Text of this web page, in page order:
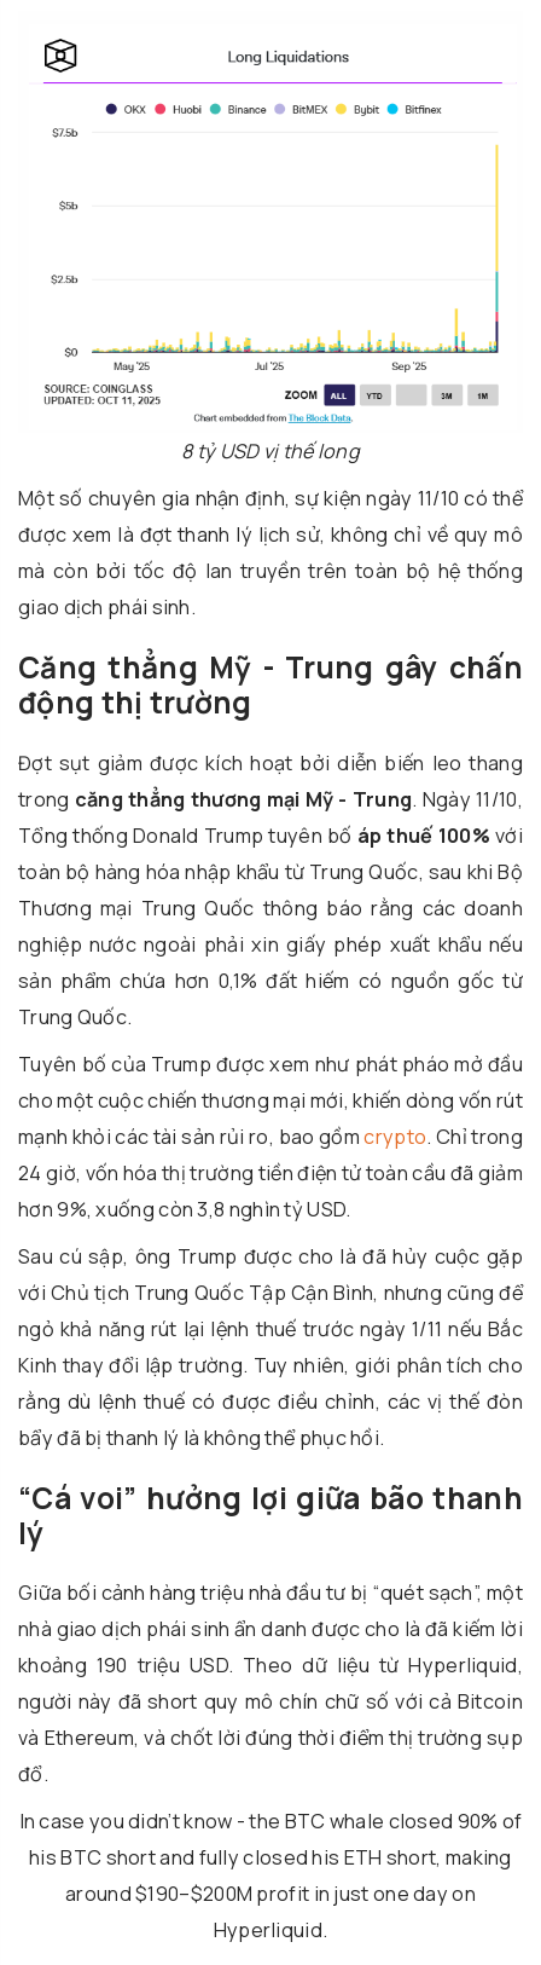
8 tỷ USD vị thế long
Một số chuyên gia nhận định, sự kiện ngày 11/10 có thể
được xem là đợt thanh lý lịch sử, không chỉ về quy mô
mà còn bởi tốc độ lan truyền trên toàn bộ hệ thống
giao dịch phái sinh.
Căng thẳng Mỹ - Trung gây chấn
động thị trường
Đợt sụt giảm được kích hoạt bởi diễn biến leo thang
trong căng thẳng thương mại Mỹ - Trung. Ngày 11/10,
Tổng thống Donald Trump tuyên bố áp thuế 100% với
toàn bộ hàng hóa nhập khẩu từ Trung Quốc, sau khi Bộ
Thương mại Trung Quốc thông báo rằng các doanh
nghiệp nước ngoài phải xin giấy phép xuất khẩu nếu
sản phẩm chứa hơn 0,1% đất hiếm có nguồn gốc từ
Trung Quốc.
Tuyên bố của Trump được xem như phát pháo mở đầu
cho một cuộc chiến thương mại mới, khiến dòng vốn rút
mạnh khỏi các tài sản rủi ro, bao gồmcrypto. Chỉ trong
24 giờ, vốn hóa thị trường tiền điện tử toàn cầu đã giảm
hơn 9%, xuống còn 3,8 nghìn tỷ USD.
Sau cú sập, ông Trump được cho là đã hủy cuộc gặp
với Chủ tịch Trung Quốc Tập Cận Bình, nhưng cũng để
ngỏ khả năng rút lại lệnh thuế trước ngày 1/11 nếu Bắc
Kinh thay đổi lập trường. Tuy nhiên, giới phân tích cho
rằng dù lệnh thuế có được điều chỉnh, các vị thế đòn
bẩy đã bị thanh lý là không thể phục hồi.
“Cá voi” hưởng lợi giữa bão thanh
lý
Giữa bối cảnh hàng triệu nhà đầu tư bị “quét sạch”, một
nhà giao dịch phái sinh ẩn danh được cho là đã kiếm lời
khoảng 190 triệu USD. Theo dữ liệu từ Hyperliquid,
người này đã short quy mô chín chữ số với cả Bitcoin
và Ethereum, và chốt lời đúng thời điểm thị trường sụp
đổ.
In case you didn’t know - the BTC whale closed 90% of
his BTC short and fully closed his ETH short, making
around $190–$200M profit in just one day on
Hyperliquid.